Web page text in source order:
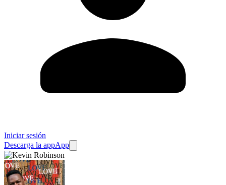
Iniciar sesión
Descarga la appApp